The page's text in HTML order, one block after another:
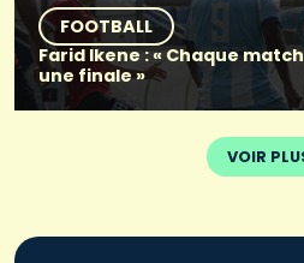
FOOTBALL
Farid Ikene : « Chaque
une finale »
VOIR